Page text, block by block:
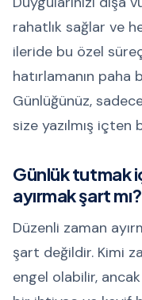
rahatlık sağlar ve
ileride bu özel
hatırlamanın paha
Günlüğünüz,
size yazılmış
Günlük tutmak
ayırmak şart mı?
Düzenli zaman
şart değildir. Kimi
engel olabilir,